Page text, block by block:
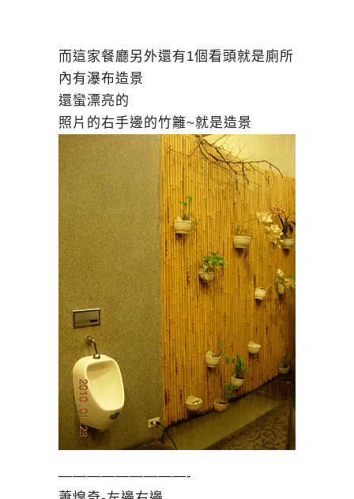
而這家餐廳另外還有1個看頭就是廁所
內有瀑布造景
還蠻漂亮的
照片的右手邊的竹籬~就是造景
—————————-